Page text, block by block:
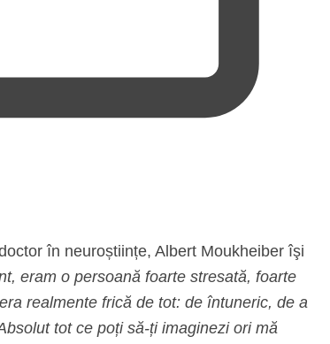
în neuroștiințe, Albert Moukheiber îşi
eram o persoană foarte stresată, foarte
realmente frică de tot: de întuneric, de a
tot ce poți să-ți imaginezi ori mă